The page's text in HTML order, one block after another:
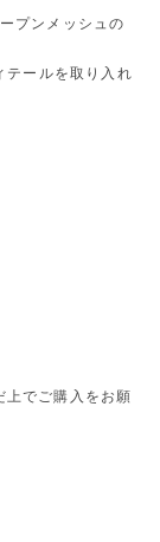
プンメッシュの
テールを取り入れ
でご購入をお願